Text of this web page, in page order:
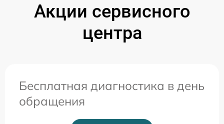
Акции сервисного
центра
Бесплатная диагностика в день
обращения